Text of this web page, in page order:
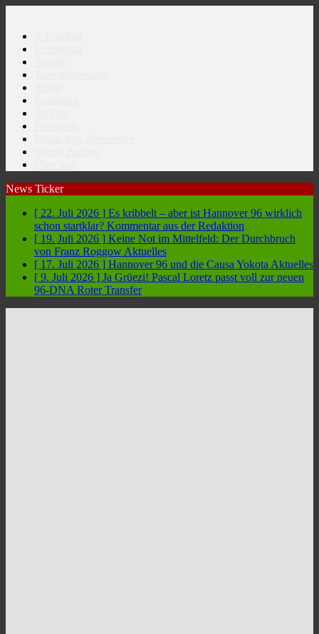
News Ticker
[ 22. Juli 2026 ] Es kribbelt – aber ist Hannover 96 wirklich
schon startklar? Kommentar aus der Redaktion
[ 19. Juli 2026 ] Keine Not im Mittelfeld: Der Durchbruch
von Franz Roggow Aktuelles
[ 17. Juli 2026 ] Hannover 96 und die Causa Yokota Aktuelles
[ 9. Juli 2026 ] Ja Grüezi! Pascal Loretz passt voll zur neuen
96-DNA Roter Transfer